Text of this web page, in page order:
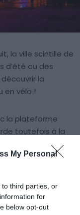
My Personal
third parties, or
for
below opt-out
la ville scintille de
d’été ou des
la
en vélo !
la plateforme
toutefois à la
est insolite, mais